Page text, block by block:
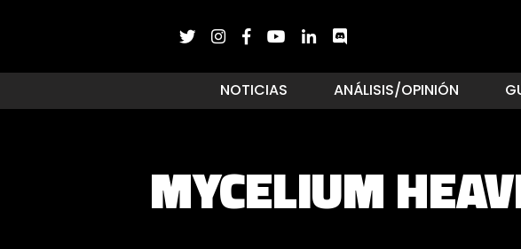
NOTICIAS ANÁLISIS/OPINIÓN
MYCELIUM